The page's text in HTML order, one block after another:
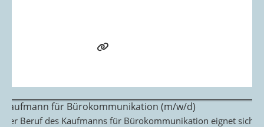
Kaufmann für Bürokommunikation (m/w/d)
Der Beruf des Kaufmanns für Bürokommunikation eignet sich